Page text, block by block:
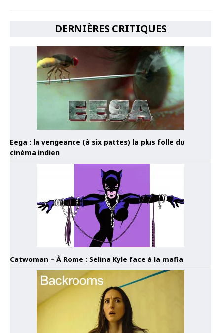
DERNIÈRES CRITIQUES
Eega : la vengeance (à six pattes) la plus folle du
cinéma indien
Catwoman – À Rome : Selina Kyle face à la mafia